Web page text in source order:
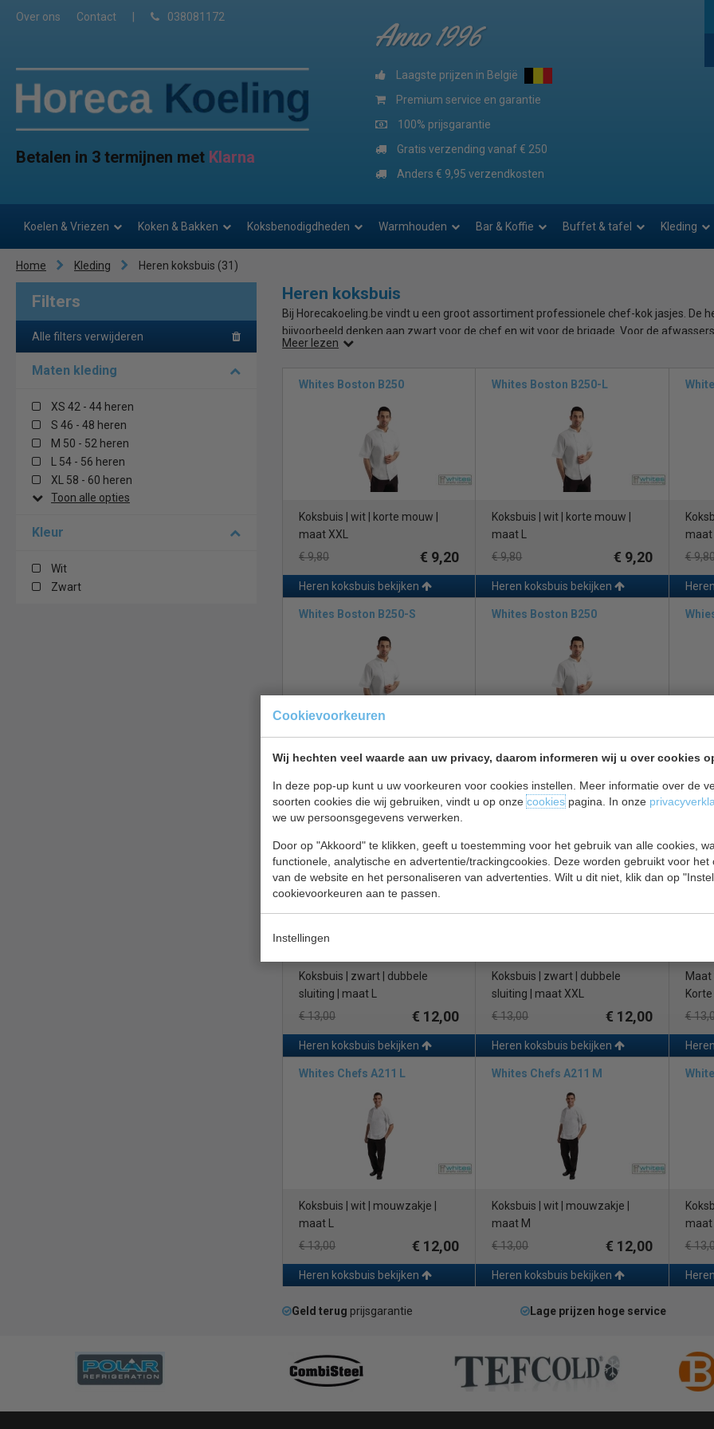
Cookievoorkeuren
Wij hechten veel waarde aan uw privacy, daarom informeren wij u over cookies
In deze pop-up kunt u uw voorkeuren voor cookies instellen. Meer informatie over de
soorten cookies die wij gebruiken, vindt u op onzecookiespagina. In onze
we uw persoonsgegevens verwerken.
Door op "Akkoord" te klikken, geeft u toestemming voor het gebruik van alle cookies,
functionele, analytische en advertentie/trackingcookies. Deze worden gebruikt voor het
van de website en het personaliseren van advertenties. Wilt u dit niet, klik dan op
cookievoorkeuren aan te passen.
Instellingen
Over ons Contact 038081172
Betalen in 3 termijnen met Klarna
Anno 1996
Laagste prijzen in België
Premium service en garantie
100% prijsgarantie
Gratis verzending vanaf € 250
Anders € 9,95 verzendkosten
Koelen & Vriezen Koken & Bakken Koksbenodigdheden Warmhouden Bar & Koffie Buffet & tafel Kleding
Home Kleding Heren koksbuis (31)
Filters
Alle filters verwijderen
Maten kleding
XS 42 - 44 heren
S 46 - 48 heren
M 50 - 52 heren
L 54 - 56 heren
XL 58 - 60 heren
Toon alle opties
Kleur
Wit
Zwart
Heren koksbuis
Bij Horecakoeling.be vindt u een groot assortiment professionele chef-kok jasjes. De
bijvoorbeeld denken aan zwart voor de chef en wit voor de brigade. Voor de
Alle koksbuizen zijn van een soepele en ademende polyester/katoenmix. De
De rodeChef Works B106 is zeer geschikt voor Aziatische restaurants.
Een heren koksbuis is een essentieel onderdeel van de uniforme kleding die wordt
verkrijgbaar in verschillende maten, van XS tot XXL, om tegemoet te komen aan de
Er zijn verschillende kleuren en ontwerpen beschikbaar voor de heren koksbuis,
kleur is die past bij de professionele uitstraling van de horeca. De buis kan ook
Een heren koksbuis kan worden bevestigd met drukknopen, ritsen of bolknopen. De
praktische vereisten van de keuken. Drukknopen zijn gemakkelijk vast te maken en
moeten worden uitgetrokken in geval van een noodsituatie. Ritsen bieden extra
WhiteChef DL711een meer traditionele uitstraling hebben.
duurzame materialen die bestand zijn tegen hoge temperaturen en veelvuldig
ventilatie om oververhitting te voorkomen.
In conclusie, een heren koksbuis is een belangrijk onderdeel van de uniforme kleding
kleuren en ontwerpen, maar de meest populaire kleur is wit. Het kan worden
Het is van groot belang dat de keukenbrigade van hotel, brasserie, bistro, sushi
Meer lezen
Whites Boston B250
Koksbuis | wit | korte mouw |
maat XXL
€ 9,80
€ 9,20
Heren koksbuis bekijken
Whites Boston B250-L
Koksbuis | wit | korte mouw |
maat L
€ 9,80
€ 9,20
Heren koksbuis bekijken
maat
€
Whites Boston B250-S
maat S
€ 9,80
€ 9,20
Heren koksbuis bekijken
Whites Boston B250
maat XS
€ 9,80
€ 9,20
€
Whites Chefs A439 L
Koksbuis | zwart | dubbele
sluiting | maat L
€ 13,00
€ 12,00
Heren koksbuis bekijken
White Chef A439 XXL
Koksbuis | zwart | dubbele
sluiting | maat XXL
€ 13,00
€ 12,00
Heren koksbuis bekijken
Maat
€
Whites Chefs A211 L
Koksbuis | wit | mouwzakje |
maat L
€ 13,00
€ 12,00
Heren koksbuis bekijken
Whites Chefs A211 M
Koksbuis | wit | mouwzakje |
maat M
€ 13,00
€ 12,00
Heren koksbuis bekijken
maat
€
Geld terug prijsgarantie Lage prijzen hoge service